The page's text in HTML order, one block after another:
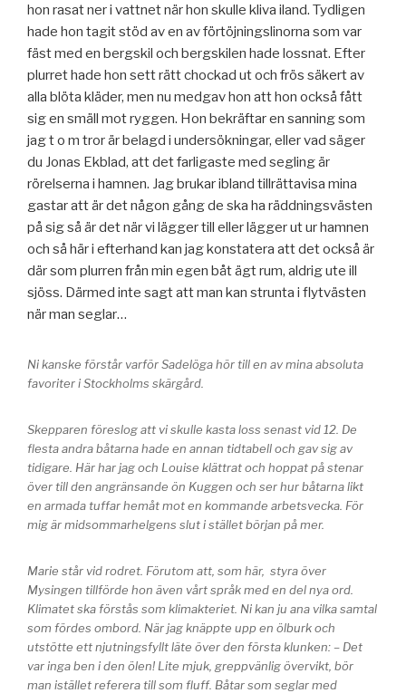
hon rasat ner i vattnet när hon skulle kliva iland. Tydligen
hade hon tagit stöd av en av förtöjningslinorna som var
fäst med en bergskil och bergskilen hade lossnat. Efter
plurret hade hon sett rätt chockad ut och frös säkert av
alla blöta kläder, men nu medgav hon att hon också fått
sig en smäll mot ryggen. Hon bekräftar en sanning som
jag t o m tror är belagd i undersökningar, eller vad säger
du Jonas Ekblad, att det farligaste med segling är
rörelserna i hamnen. Jag brukar ibland tillrättavisa mina
gastar att är det någon gång de ska ha räddningsvästen
på sig så är det när vi lägger till eller lägger ut ur hamnen
och så här i efterhand kan jag konstatera att det också är
där som plurren från min egen båt ägt rum, aldrig ute ill
sjöss. Därmed inte sagt att man kan strunta i flytvästen
när man seglar…
Ni kanske förstår varför Sadelöga hör till en av mina absoluta
favoriter i Stockholms skärgård.
Skepparen föreslog att vi skulle kasta loss senast vid 12. De
flesta andra båtarna hade en annan tidtabell och gav sig av
tidigare. Här har jag och Louise klättrat och hoppat på stenar
över till den angränsande ön Kuggen och ser hur båtarna likt
en armada tuffar hemåt mot en kommande arbetsvecka. För
mig är midsommarhelgens slut i stället början på mer.
Marie står vid rodret. Förutom att, som här, styra över
Mysingen tillförde hon även vårt språk med en del nya ord.
Klimatet ska förstås som klimakteriet. Ni kan ju ana vilka samtal
som fördes ombord. När jag knäppte upp en ölburk och
utstötte ett njutningsfyllt läte över den första klunken: – Det
var inga ben i den ölen! Lite mjuk, greppvänlig övervikt, bör
man istället referera till som fluff. Båtar som seglar med